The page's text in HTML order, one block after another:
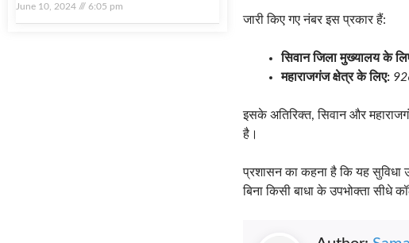
June 10, 2024 6:05 pm
जारी किए गए नंबर इस प्रकार हैं:
सिवान जिला मुख्यालय के
महाराजगंज क्षेत्र के लिए:
इसके अतिरिक्त, सिवान और
है।
प्रशासन का कहना है कि यह
बिना किसी बाधा के उपभोक्ता